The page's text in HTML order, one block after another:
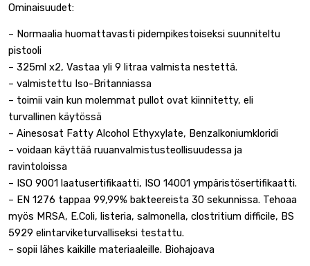
Ominaisuudet:
– Normaalia huomattavasti pidempikestoiseksi suunniteltu
pistooli
– 325ml x2, Vastaa yli 9 litraa valmista nestettä.
– valmistettu Iso-Britanniassa
– toimii vain kun molemmat pullot ovat kiinnitetty, eli
turvallinen käytössä
– Ainesosat Fatty Alcohol Ethyxylate, Benzalkoniumkloridi
– voidaan käyttää ruuanvalmistusteollisuudessa ja
ravintoloissa
– ISO 9001 laatusertifikaatti, ISO 14001 ympäristösertifikaatti.
– EN 1276 tappaa 99,99% bakteereista 30 sekunnissa. Tehoaa
myös MRSA, E.Coli, listeria, salmonella, clostritium difficile, BS
5929 elintarviketurvalliseksi testattu.
– sopii lähes kaikille materiaaleille. Biohajoava